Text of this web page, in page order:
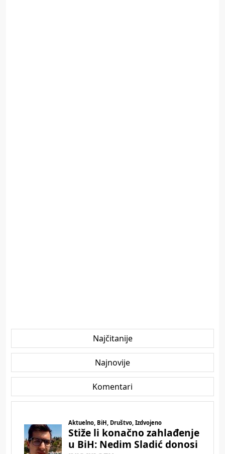
Najčitanije
Najnovije
Komentari